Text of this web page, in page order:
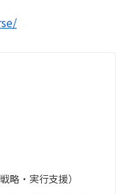
略・実行支援）